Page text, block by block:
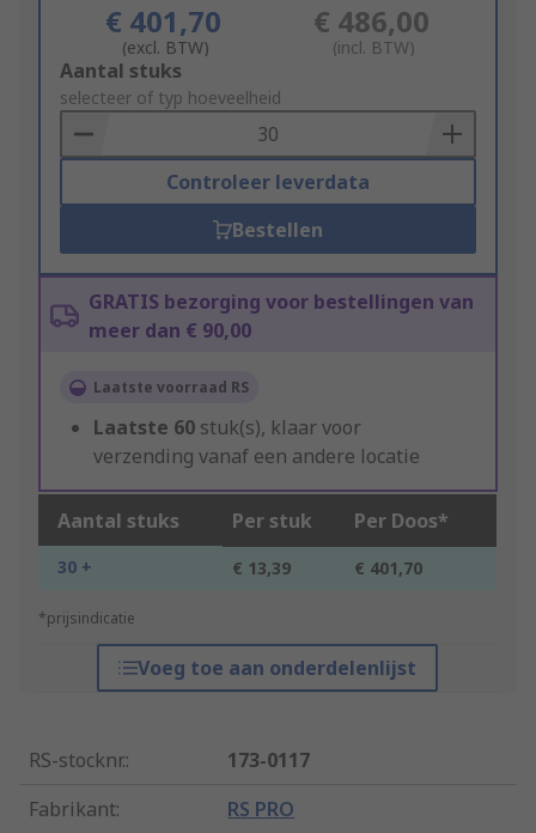
€ 401,70
(excl. BTW)
€ 486,00
(incl. BTW)
Add
to
Basket
Aantal stuks
selecteer of typ hoeveelheid
Controleer leverdata
Bestellen
GRATIS bezorging voor bestellingen van
meer dan € 90,00
Laatste voorraad RS
Laatste 60 stuk(s), klaar voor
verzending vanaf een andere locatie
Aantal stuks Per stuk Per Doos*
30 + € 13,39 € 401,70
*prijsindicatie
Voeg toe aan onderdelenlijst
RS-stocknr.:
173-0117
Fabrikant: RS PRO